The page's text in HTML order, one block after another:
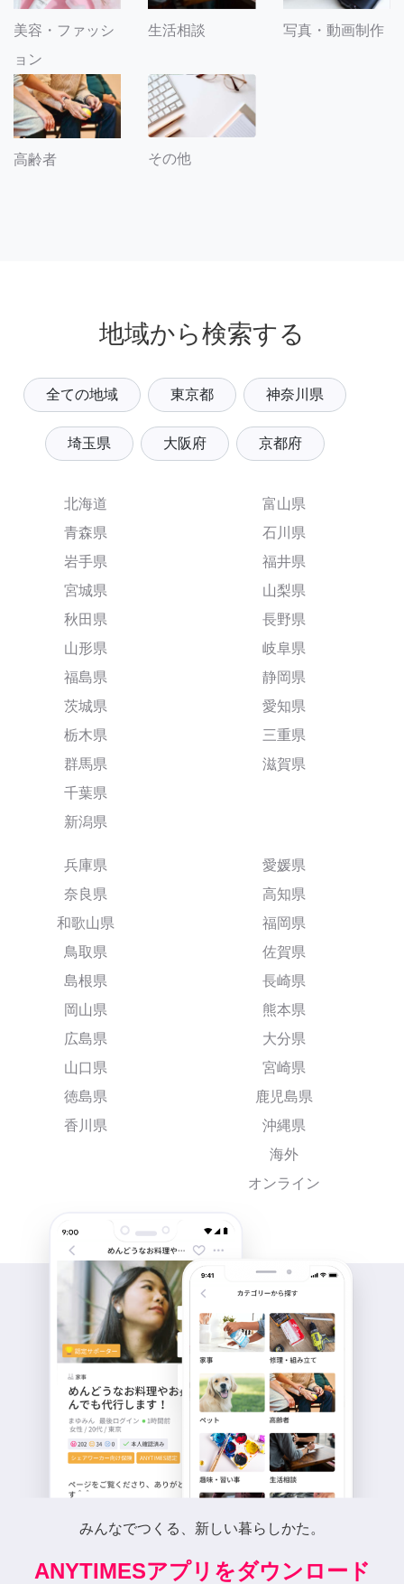
美容・ファッシ
ョン
生活相談 写真・動画制作
高齢者 その他
地域から検索する
全ての地域 東京都 神奈川県
埼玉県 大阪府 京都府
北海道
青森県
岩手県
宮城県
秋田県
山形県
福島県
茨城県
栃木県
群馬県
千葉県
新潟県
富山県
石川県
福井県
山梨県
長野県
岐阜県
静岡県
愛知県
三重県
滋賀県
兵庫県
奈良県
和歌山県
鳥取県
島根県
岡山県
広島県
山口県
徳島県
香川県
愛媛県
高知県
福岡県
佐賀県
長崎県
熊本県
大分県
宮崎県
鹿児島県
沖縄県
海外
オンライン
みんなでつくる、新しい暮らしかた。
ANYTIMESアプリをダウンロード